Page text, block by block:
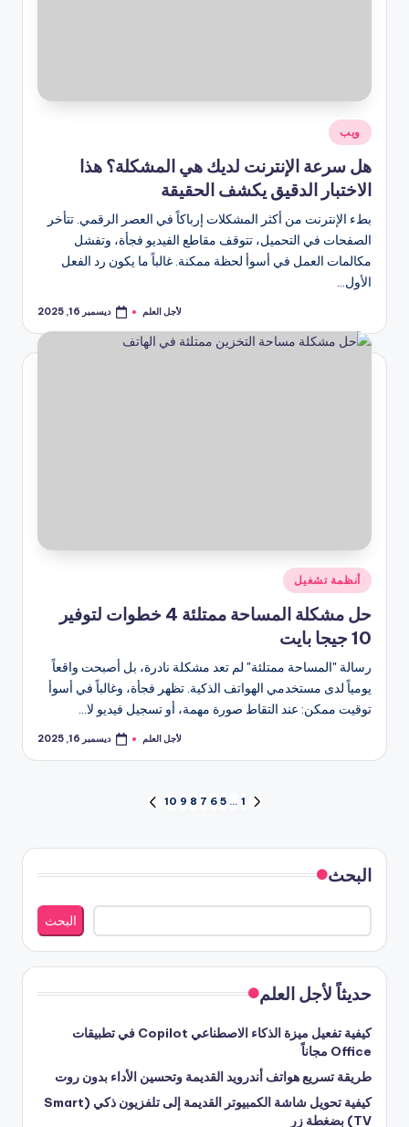
نُشر
في
ويب
هل سرعة الإنترنت لديك هي المشكلة؟ هذا
الاختبار الدقيق يكشف الحقيقة
بطء الإنترنت من أكثر المشكلات إرباكاً في العصر الرقمي. تتأخر
الصفحات في التحميل، تتوقف مقاطع الفيديو فجأة، وتفشل
مكالمات العمل في أسوأ لحظة ممكنة. غالباً ما يكون رد الفعل
الأول…
تمّ
بواسطة
لأجل العلم ديسمبر 16, 2025
نُشر
في
أنظمة تشغيل
حل مشكلة المساحة ممتلئة 4 خطوات لتوفير
10 جيجا بايت
رسالة "المساحة ممتلئة" لم تعد مشكلة نادرة، بل أصبحت واقعاً
يومياً لدى مستخدمي الهواتف الذكية. تظهر فجأة، وغالباً في أسوأ
توقيت ممكن: عند التقاط صورة مهمة، أو تسجيل فيديو لا…
تمّ
لأجل العلم ديسمبر 16, 2025
صفحات
المقالات
الصفحة
1
…
5
6
7
8
9
10
البحث
البحث
حديثاً لأجل العلم
كيفية تفعيل ميزة الذكاء الاصطناعي Copilot في تطبيقات
Office مجاناً
طريقة تسريع هواتف أندرويد القديمة وتحسين الأداء بدون روت
كيفية تحويل شاشة الكمبيوتر القديمة إلى تلفزيون ذكي (Smart
TV) بضغطة زر